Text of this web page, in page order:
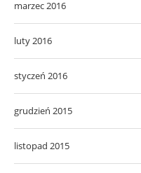
marzec 2016
luty 2016
styczeń 2016
grudzień 2015
listopad 2015